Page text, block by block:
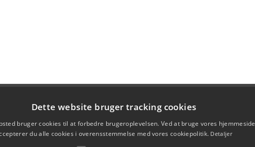
Dette website bruger tracking cookies
bruger cookies til at forbedre brugeroplevelsen. Ved at bruge vores hjemmeside
du alle cookies i overensstemmelse med vores cookiepolitik. Detaljer